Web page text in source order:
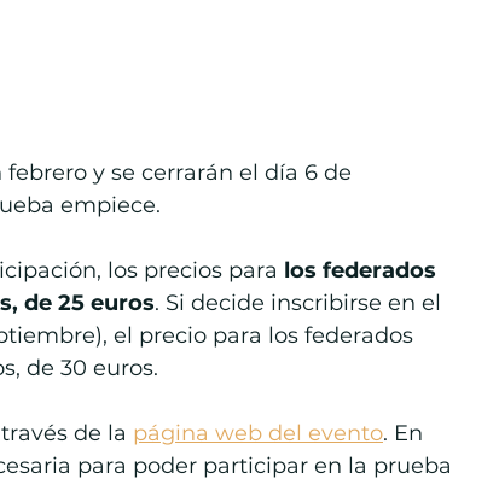
y se cerrarán el día 6 de
empiece.
los precios para los federados
de 25 euros. Si decide inscribirse en el
el precio para los federados
de 30 euros.
de la página web del evento. En
para poder participar en la prueba